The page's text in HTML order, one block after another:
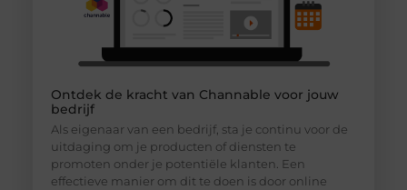
Ontdek de kracht van Channable voor jouw
bedrijf
Als eigenaar van een bedrijf, sta je continu voor de
uitdaging om je producten of diensten te
promoten onder je potentiële klanten. Een
effectieve manier om dit te doen is door online